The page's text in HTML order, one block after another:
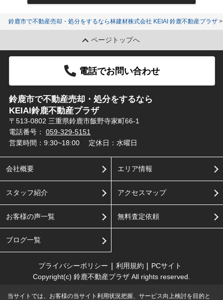
鈴鹿市で不動産売却・処分をするなら林建材株式会社 KEIAI 鈴鹿不動産プラザ
ページトップへ
電話でお問い合わせ
鈴鹿市で不動産売却・処分をするなら
KEIAI鈴鹿不動産プラザ
〒513-0802 三重県鈴鹿市飯野寺家町66-1
電話番号： 059-329-5151
営業時間：9:30~18:00
定休日：水曜日
会社概要
スタッフ紹介
お客様の声一覧
ブログ一覧
エリア情報
アクセスマップ
無料査定依頼
プライバシーポリシー 利用規約
PCサイト
Copyright(c) 鈴鹿不動産プラザ All rights reserved.
当サイトでは、お客様の当サイト利用状況把握、サービス向上検討を目的と